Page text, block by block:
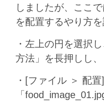
しましたが、ここ
を配置するやり方を
・左上の円を選択
方法」を長押しし
・[ファイル ＞ 配
「